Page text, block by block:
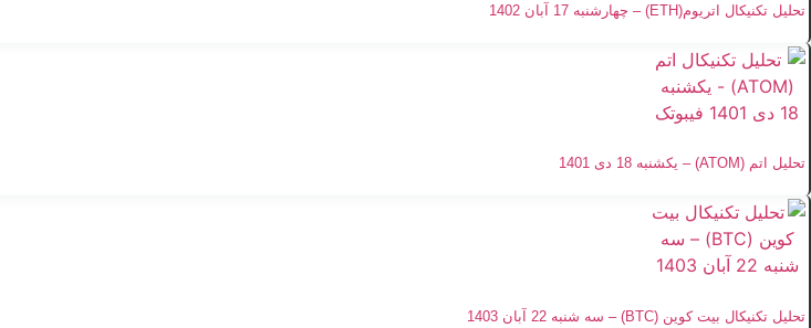
تحلیل تکنیکال اتریوم(ETH) – چهارشنبه 17 آبان 1402
تحلیل اتم (ATOM) – یکشنبه 18 دی 1401
تحلیل تکنیکال بیت کوین (BTC) – سه شنبه 22 آبان 1403